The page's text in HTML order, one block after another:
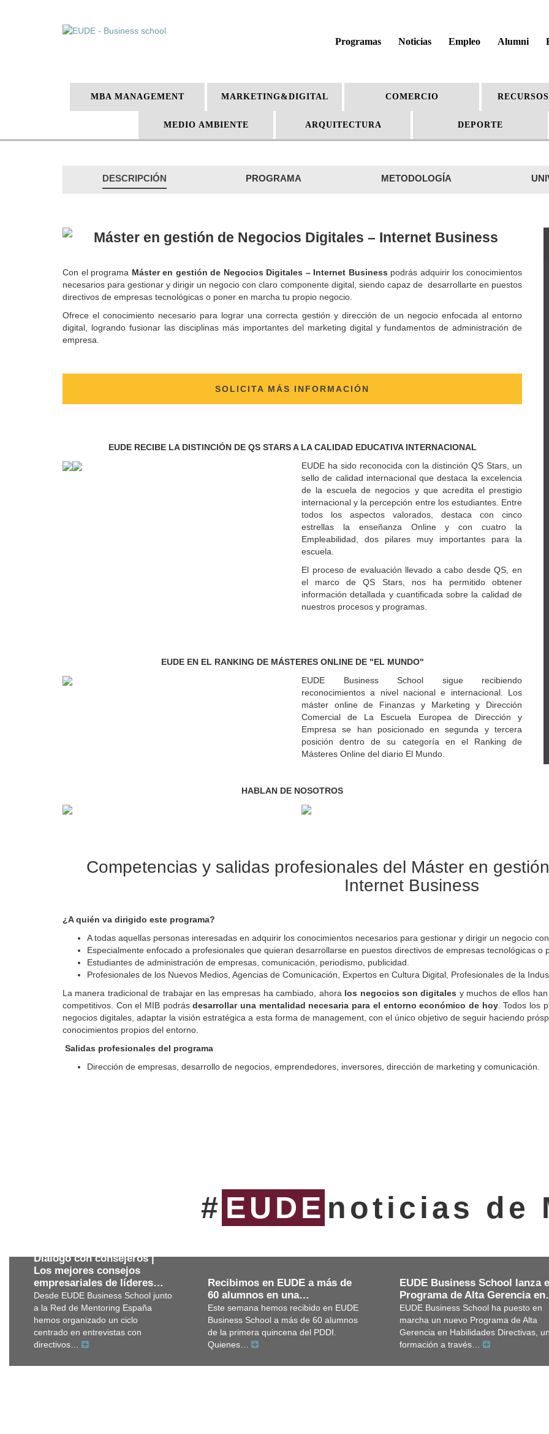
Programas Noticias Empleo Alumni
MBA MANAGEMENT MARKETING&DIGITAL COMERCIO
MEDIO AMBIENTE ARQUITECTURA DEPORTE
DESCRIPCIÓN PROGRAMA METODOLOGÍA
Máster en gestión de Negocios Digitales – Internet Business
Con el programa Máster en gestión de Negocios Digitales – Internet Business podrás adquirir los conocimientos
necesarios para gestionar y dirigir un negocio con claro componente digital, siendo capaz de desarrollarte en puestos
directivos de empresas tecnológicas o poner en marcha tu propio negocio.
Ofrece el conocimiento necesario para lograr una correcta gestión y dirección de un negocio enfocada al entorno
digital, logrando fusionar las disciplinas más importantes del marketing digital y fundamentos de administración de
empresa.
SOLICITA MÁS INFORMACIÓN
EUDE RECIBE LA DISTINCIÓN DE QS STARS A LA CALIDAD EDUCATIVA INTERNACIONAL
EUDE ha sido reconocida con la distinción QS Stars, un
sello de calidad internacional que destaca la excelencia
de la escuela de negocios y que acredita el prestigio
internacional y la percepción entre los estudiantes. Entre
todos los aspectos valorados, destaca con cinco
estrellas la enseñanza Online y con cuatro la
Empleabilidad, dos pilares muy importantes para la
escuela.
El proceso de evaluación llevado a cabo desde QS, en
el marco de QS Stars, nos ha permitido obtener
información detallada y cuantificada sobre la calidad de
nuestros procesos y programas.
EUDE EN EL RANKING DE MÁSTERES ONLINE DE "EL MUNDO"
EUDE Business School sigue recibiendo
reconocimientos a nivel nacional e internacional. Los
máster online de Finanzas y Marketing y Dirección
Comercial de La Escuela Europea de Dirección y
Empresa se han posicionado en segunda y tercera
posición dentro de su categoría en el Ranking de
Másteres Online del diario El Mundo.
HABLAN DE NOSOTROS
Competencias y salidas profesionales del Máster en
Internet Business
¿A quién va dirigido este programa?
A todas aquellas personas interesadas en adquirir los conocimientos necesarios para gestionar y dirigir un negocio
Especialmente enfocado a profesionales que quieran desarrollarse en puestos directivos de empresas tecnológicas o
Estudiantes de administración de empresas, comunicación, periodismo, publicidad.
Profesionales de los Nuevos Medios, Agencias de Comunicación, Expertos en Cultura Digital, Profesionales de la
La manera tradicional de trabajar en las empresas ha cambiado, ahora los negocios son digitales y muchos de ellos
competitivos. Con el MIB podrásdesarrollar una mentalidad necesaria para el entorno económico de hoy. Todos los
negocios digitales, adaptar la visión estratégica a esta forma de management, con el único objetivo de seguir haciendo
conocimientos propios del entorno.
Salidas profesionales del programa
Dirección de empresas, desarrollo de negocios, emprendedores, inversores, dirección de marketing y comunicación.
# EUDE noticias de
Diálogo con consejeros |
Los mejores consejos
empresariales de líderes…
Desde EUDE Business School junto
a la Red de Mentoring España
hemos organizado un ciclo
centrado en entrevistas con
directivos…
Recibimos en EUDE a más de
60 alumnos en una…
Este semana hemos recibido en EUDE
Business School a más de 60 alumnos
de la primera quincena del PDDI.
Quienes…
EUDE Business School lanza
Programa de Alta Gerencia
EUDE Business School ha puesto en
marcha un nuevo Programa de Alta
Gerencia en Habilidades Directivas,
formación a través…